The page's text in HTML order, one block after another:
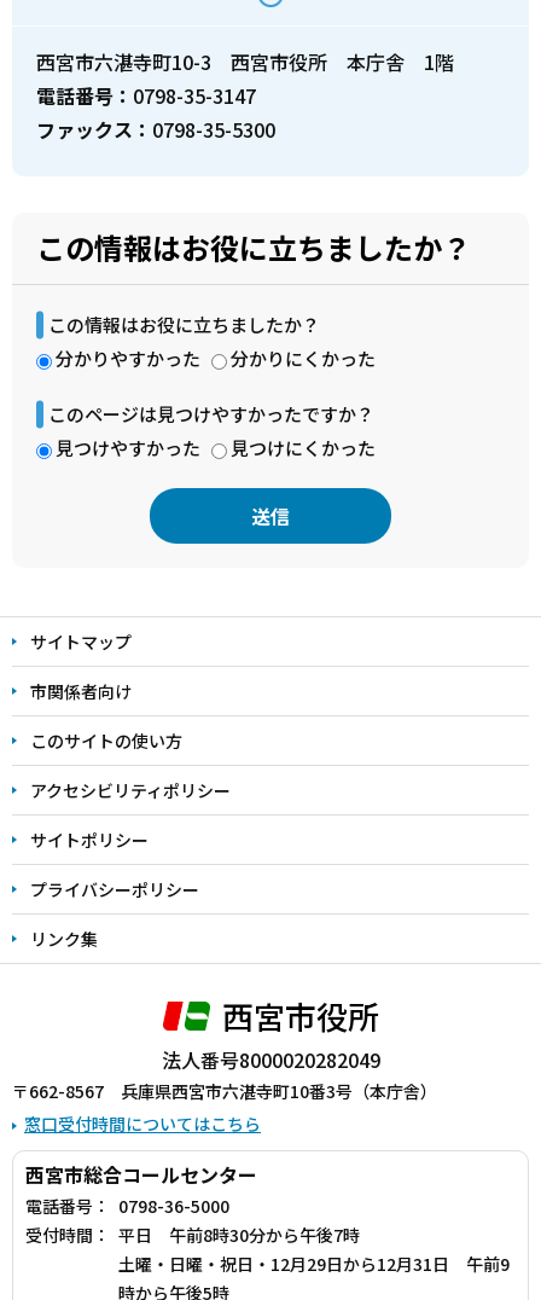
西宮市六湛寺町10-3 西宮市役所 本庁舎 1階
電話番号： 0798-35-3147
ファックス： 0798-35-5300
この情報はお役に立ちましたか？
この情報はお役に立ちましたか？
分かりやすかった
分かりにくかった
このページは見つけやすかったですか？
見つけやすかった
見つけにくかった
文
こ
こ
ま
サイトマップ
市関係者向け
このサイトの使い方
アクセシビリティポリシー
サイトポリシー
プライバシーポリシー
リンク集
西宮市役所
法人番号8000020282049
〒662-8567 兵庫県西宮市六湛寺町10番3号（本庁舎）
窓口受付時間についてはこちら
西宮市総合コールセンター
電話番号：
0798-36-5000
受付時間：
平日 午前8時30分から午後7時
土曜・日曜・祝日・12月29日から12月31日 午前9
時から午後5時